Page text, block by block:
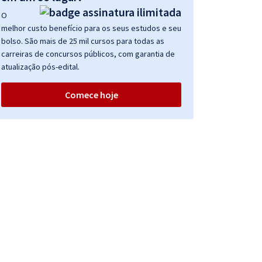
O
melhor custo benefício para os seus estudos e seu
bolso. São mais de 25 mil cursos para todas as
carreiras de concursos públicos, com garantia de
atualização pós-edital.
Comece hoje